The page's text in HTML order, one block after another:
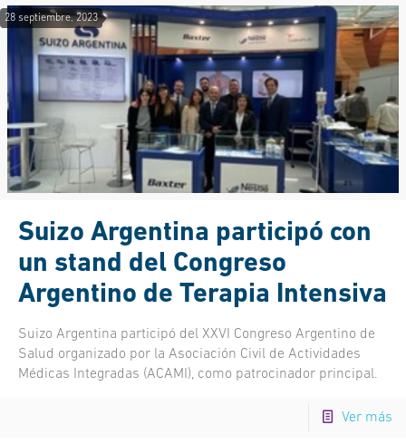
28 septiembre, 2023
Suizo Argentina participó con
un stand del Congreso
Argentino de Terapia Intensiva
Suizo Argentina participó del XXVI Congreso Argentino de
Salud organizado por la Asociación Civil de Actividades
Médicas Integradas (ACAMI), como patrocinador principal.
Ver más